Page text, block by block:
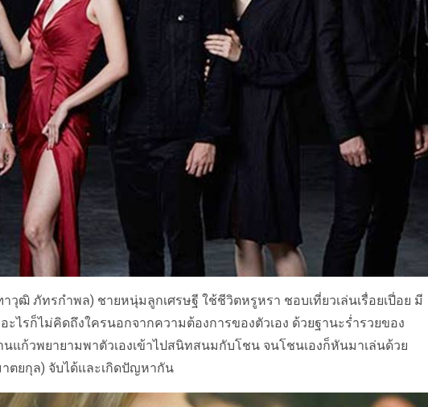
วุฒิ ภัทรกำพล) ชายหนุ่มลูกเศรษฐี ใช้ชีวิตหรูหรา ชอบเที่ยวเล่นเรื่อยเปี่อย มี
ไรก็ไม่คิดถึงใครนอกจากความต้องการของตัวเอง ด้วยฐานะร่ำรวยของ
ก้วพยายามพาตัวเองเข้าไปสนิทสนมกับโชน จนโชนเองก็หันมาเล่นด้วย
ตยกุล) จับได้และเกิดปัญหากัน